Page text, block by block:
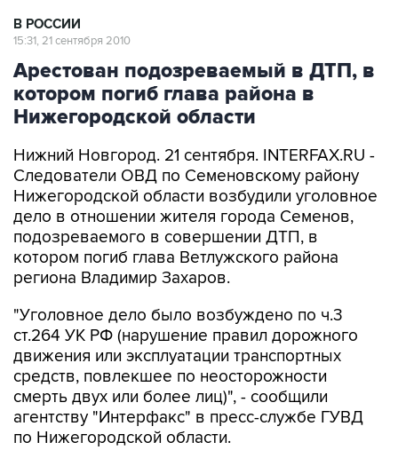
В РОССИИ
15:31, 21 сентября 2010
Арестован подозреваемый в ДТП, в
котором погиб глава района в
Нижегородской области
Нижний Новгород. 21 сентября. INTERFAX.RU -
Следователи ОВД по Семеновскому району
Нижегородской области возбудили уголовное
дело в отношении жителя города Семенов,
подозреваемого в совершении ДТП, в
котором погиб глава Ветлужского района
региона Владимир Захаров.
"Уголовное дело было возбуждено по ч.3
ст.264 УК РФ (нарушение правил дорожного
движения или эксплуатации транспортных
средств, повлекшее по неосторожности
смерть двух или более лиц)", - сообщили
агентству "Интерфакс" в пресс-службе ГУВД
по Нижегородской области.